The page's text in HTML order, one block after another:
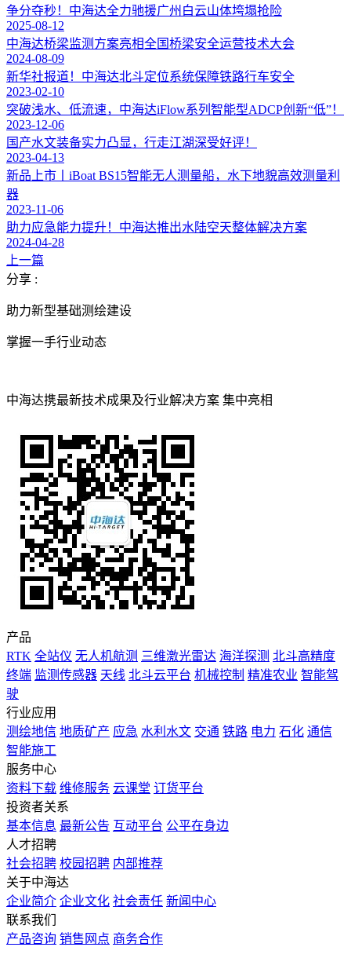
争分夺秒！中海达全力驰援广州白云山体垮塌抢险
2025-08-12
中海达桥梁监测方案亮相全国桥梁安全运营技术大会
2024-08-09
新华社报道！中海达北斗定位系统保障铁路行车安全
2023-02-10
突破浅水、低流速，中海达iFlow系列智能型ADCP创新“低”！
2023-12-06
国产水文装备实力凸显，行走江湖深受好评！
2023-04-13
新品上市丨iBoat BS15智能无人测量船，水下地貌高效测量利
器
2023-11-06
助力应急能力提升！中海达推出水陆空天整体解决方案
2024-04-28
上一篇
分享 :
助力新型基础测绘建设
掌握一手行业动态
中海达携最新技术成果及行业解决方案 集中亮相
产品
RTK 全站仪 无人机航测 三维激光雷达 海洋探测 北斗高精度
终端 监测传感器 天线 北斗云平台 机械控制 精准农业 智能驾
驶
行业应用
测绘地信 地质矿产 应急 水利水文 交通 铁路 电力 石化 通信
智能施工
服务中心
资料下载 维修服务 云课堂 订货平台
投资者关系
基本信息 最新公告 互动平台 公平在身边
人才招聘
社会招聘 校园招聘 内部推荐
关于中海达
企业简介 企业文化 社会责任 新闻中心
联系我们
产品咨询 销售网点 商务合作